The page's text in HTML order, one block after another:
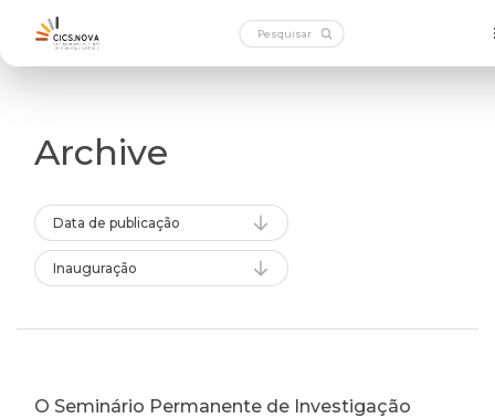
Archive
Data de publicação
Inauguração
O Seminário Permanente de Investigação